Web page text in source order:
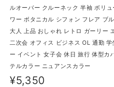
ルオーバー クルーネック 半袖 ボリ
ワー ボタニカル シフォン フレア ブ
大人 上品 おしゃれ レトロ ガーリー
二次会 オフィス ビジネス OL 通勤
ー イベント 女子会 休日 旅行 体型カ
テルカラー ニュアンスカラー
¥5,350